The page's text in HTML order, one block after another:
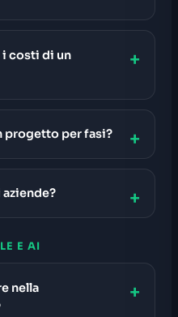
costi di un
progetto per fasi?
E AI
nella